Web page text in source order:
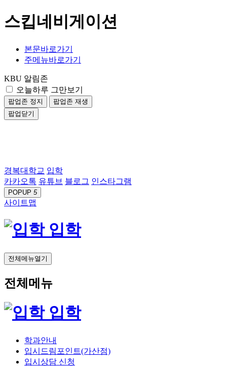
스킵네비게이션
본문바로가기
주메뉴바로가기
KBU 알림존
오늘하루 그만보기
팝업존 정지
팝업존 재생
팝업닫기
경복대학교 입학
카카오톡 유튜브 블로그 인스타그램
POPUP 5
사이트맵
입학
전체메뉴열기
전체메뉴
입학
학과안내
입시드림포인트(가산점)
입시상담 신청